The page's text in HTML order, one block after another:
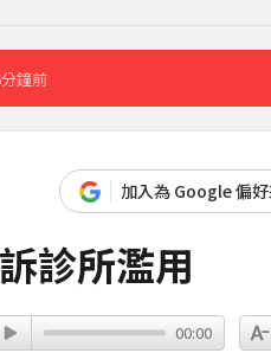
鐘前
加入為 Google 偏
診所濫用
00:00